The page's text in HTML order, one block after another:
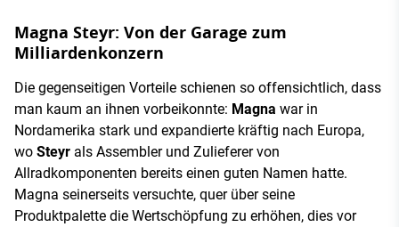
Magna Steyr: Von der Garage zum
Milliardenkonzern
Die gegenseitigen Vorteile schienen so offensichtlich, dass
man kaum an ihnen vorbeikonnte: Magna war in
Nordamerika stark und expandierte kräftig nach Europa,
wo Steyr als Assembler und Zulieferer von
Allradkomponenten bereits einen guten Namen hatte.
Magna seinerseits versuchte, quer über seine
Produktpalette die Wertschöpfung zu erhöhen, dies vor